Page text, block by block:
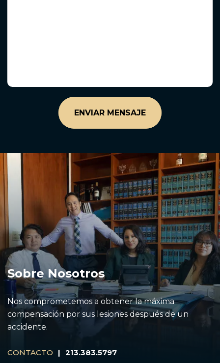
Sobre Nosotros
Nos comprometemos a obtener la máxima
compensación por sus lesiones después de un
accidente.
CONTACTO | 213.383.5797